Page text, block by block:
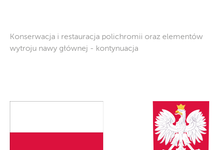
Konserwacja i restauracja polichromii oraz elementów
wytroju nawy głównej - kontynuacja